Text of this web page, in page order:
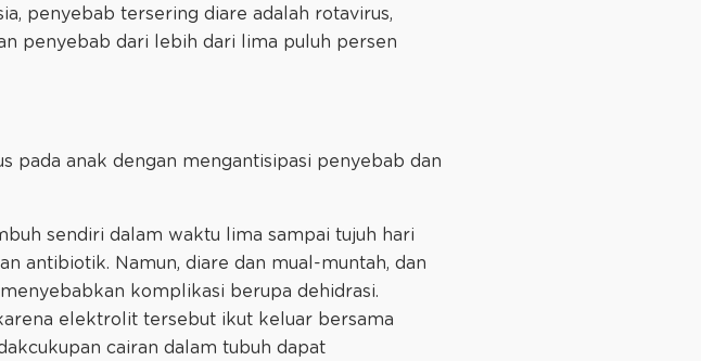
penyebab tersering diare adalah rotavirus,
penyebab dari lebih dari lima puluh persen
pada anak dengan mengantisipasi penyebab dan
sendiri dalam waktu lima sampai tujuh hari
antibiotik. Namun, diare dan mual-muntah, dan
komplikasi berupa dehidrasi.
elektrolit tersebut ikut keluar bersama
cairan dalam tubuh dapat